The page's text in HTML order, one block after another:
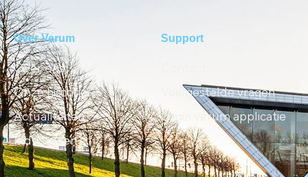
Over Verum
Over ons
Onze historie
Actualiteiten
Industrieën
Support
Veelgestelde vragen
Login verum applicatie